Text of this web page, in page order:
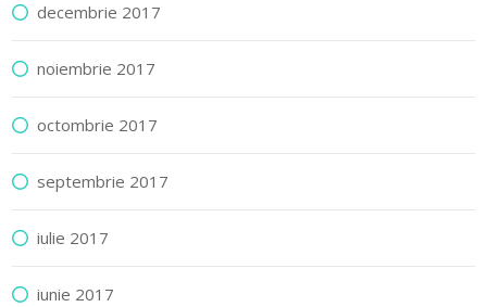
decembrie 2017
noiembrie 2017
octombrie 2017
septembrie 2017
iulie 2017
iunie 2017